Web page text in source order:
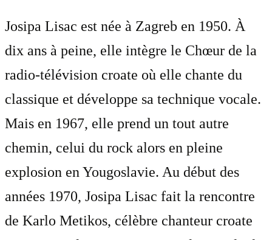
Josipa Lisac est née à Zagreb en 1950. À
dix ans à peine, elle intègre le Chœur de la
radio-télévision croate où elle chante du
classique et développe sa technique vocale.
Mais en 1967, elle prend un tout autre
chemin, celui du rock alors en pleine
explosion en Yougoslavie. Au début des
années 1970, Josipa Lisac fait la rencontre
de Karlo Metikos, célèbre chanteur croate